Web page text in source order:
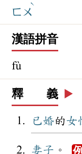
ㄈㄨ
ˋ
漢語拼音
fù
釋 義 ▶️
已婚的女
妻子 。 例